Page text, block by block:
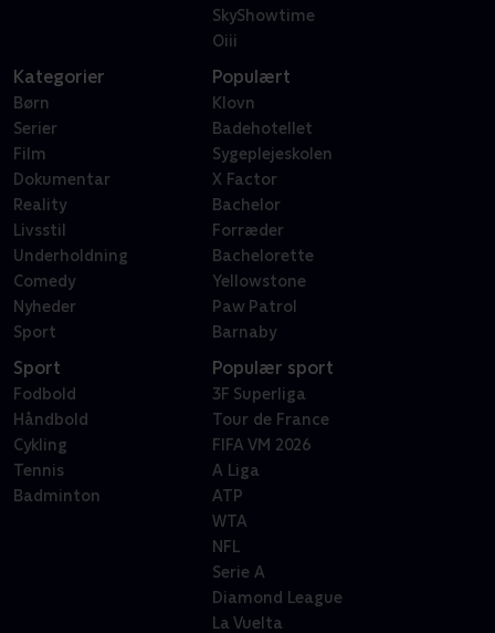
SkyShowtime
Oiii
Kategorier
Børn
Serier
Film
Dokumentar
Reality
Livsstil
Underholdning
Comedy
Nyheder
Sport
Populært
Klovn
Badehotellet
Sygeplejeskolen
X Factor
Bachelor
Forræder
Bachelorette
Yellowstone
Paw Patrol
Barnaby
Sport
Fodbold
Håndbold
Cykling
Tennis
Badminton
Populær sport
3F Superliga
Tour de France
FIFA VM 2026
A Liga
ATP
WTA
NFL
Serie A
Diamond League
La Vuelta